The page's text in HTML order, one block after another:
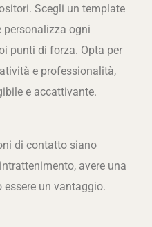
Scegli un template
personalizza ogni
punti di forza. Opta per
e professionalità,
e accattivante.
di contatto siano
avere una
un vantaggio.